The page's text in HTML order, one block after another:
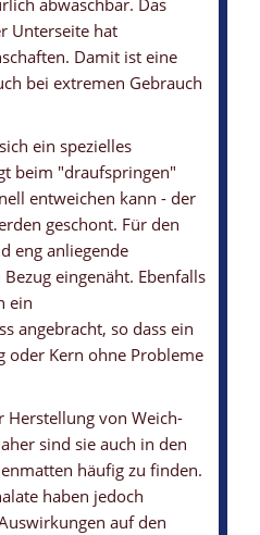
abwaschbar. Das
Unterseite hat
Damit ist eine
bei extremen Gebrauch
ein spezielles
beim "draufspringen"
entweichen kann - der
geschont. Für den
eng anliegende
eingenäht. Ebenfalls
ein
angebracht, so dass ein
oder Kern ohne Probleme
Herstellung von Weich-
sind sie auch in den
häufig zu finden.
haben jedoch
auf den